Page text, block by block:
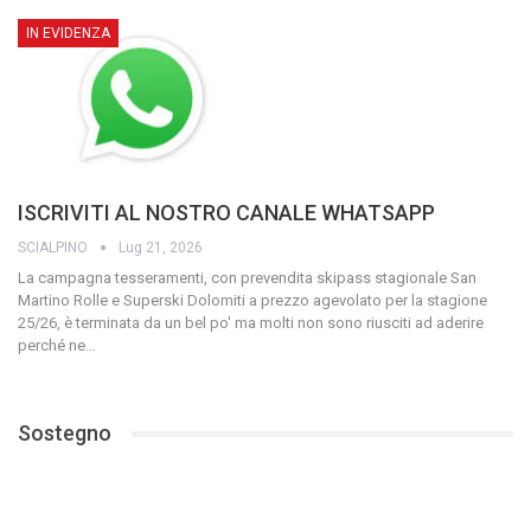
IN EVIDENZA
ISCRIVITI AL NOSTRO CANALE WHATSAPP
SCIALPINO Lug 21, 2026
La campagna tesseramenti, con prevendita skipass stagionale San
Martino Rolle e Superski Dolomiti a prezzo agevolato per la stagione
25/26, è terminata da un bel po' ma molti non sono riusciti ad aderire
perché ne…
Sostegno